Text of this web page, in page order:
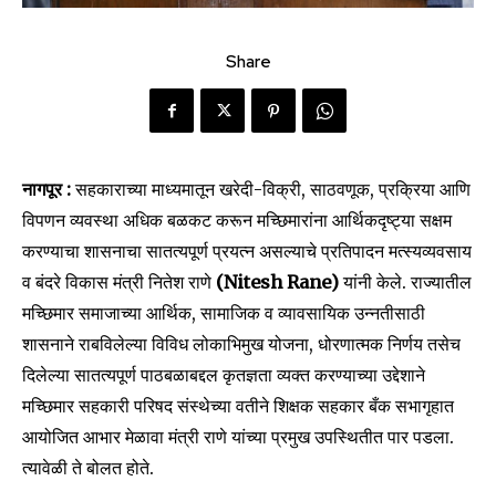
Share
नागपूर :सहकाराच्या माध्यमातून खरेदी-विक्री, साठवणूक, प्रक्रिया आणि
विपणन व्यवस्था अधिक बळकट करून मच्छिमारांना आर्थिकदृष्ट्या सक्षम
करण्याचा शासनाचा सातत्यपूर्ण प्रयत्न असल्याचे प्रतिपादन मत्स्यव्यवसाय
व बंदरे विकास मंत्री नितेश राणे (Nitesh Rane)यांनी केले. राज्यातील
मच्छिमार समाजाच्या आर्थिक, सामाजिक व व्यावसायिक उन्नतीसाठी
शासनाने राबविलेल्या विविध लोकाभिमुख योजना, धोरणात्मक निर्णय तसेच
दिलेल्या सातत्यपूर्ण पाठबळाबद्दल कृतज्ञता व्यक्त करण्याच्या उद्देशाने
मच्छिमार सहकारी परिषद संस्थेच्या वतीने शिक्षक सहकार बँक सभागृहात
आयोजित आभार मेळावा मंत्री राणे यांच्या प्रमुख उपस्थितीत पार पडला.
त्यावेळी ते बोलत होते.